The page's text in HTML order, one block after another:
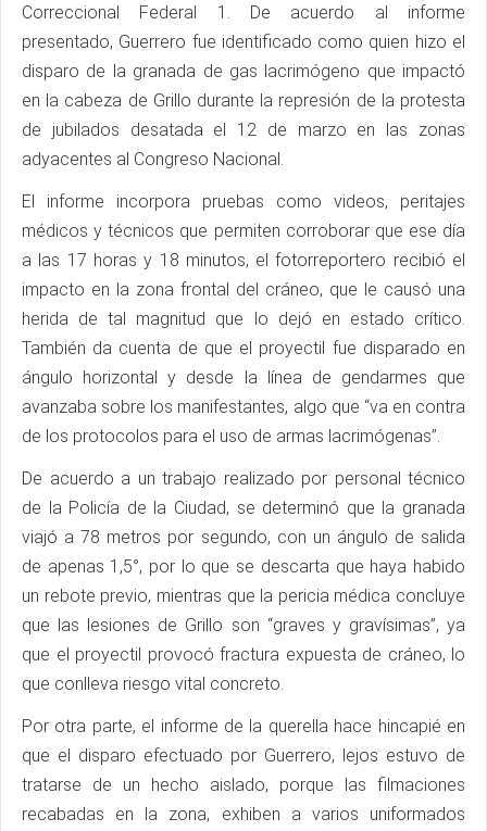
Correccional Federal 1. De acuerdo al informe
presentado, Guerrero fue identificado como quien hizo el
disparo de la granada de gas lacrimógeno que impactó
en la cabeza de Grillo durante la represión de la protesta
de jubilados desatada el 12 de marzo en las zonas
adyacentes al Congreso Nacional.
El informe incorpora pruebas como videos, peritajes
médicos y técnicos que permiten corroborar que ese día
a las 17 horas y 18 minutos, el fotorreportero recibió el
impacto en la zona frontal del cráneo, que le causó una
herida de tal magnitud que lo dejó en estado crítico.
También da cuenta de que el proyectil fue disparado en
ángulo horizontal y desde la línea de gendarmes que
avanzaba sobre los manifestantes, algo que “va en contra
de los protocolos para el uso de armas lacrimógenas”.
De acuerdo a un trabajo realizado por personal técnico
de la Policía de la Ciudad, se determinó que la granada
viajó a 78 metros por segundo, con un ángulo de salida
de apenas 1,5°, por lo que se descarta que haya habido
un rebote previo, mientras que la pericia médica concluye
que las lesiones de Grillo son “graves y gravísimas”, ya
que el proyectil provocó fractura expuesta de cráneo, lo
que conlleva riesgo vital concreto.
Por otra parte, el informe de la querella hace hincapié en
que el disparo efectuado por Guerrero, lejos estuvo de
tratarse de un hecho aislado, porque las filmaciones
recabadas en la zona, exhiben a varios uniformados